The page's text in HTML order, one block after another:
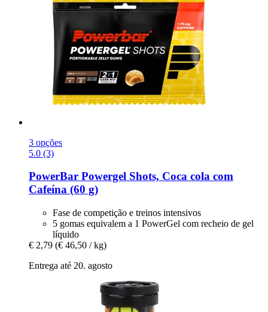
3 opções
5.0 (3)
PowerBar Powergel Shots, Coca cola com
Cafeína (60 g)
Fase de competição e treinos intensivos
5 gomas equivalem a 1 PowerGel com recheio de gel
líquido
€ 2,79 (€ 46,50 / kg)
Entrega até 20. agosto